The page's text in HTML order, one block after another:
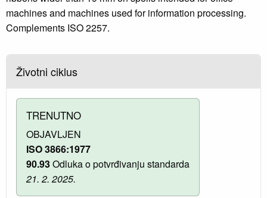
machines and machines used for information processing.
Complements ISO 2257.
Životni ciklus
TRENUTNO
OBJAVLJEN
ISO 3866:1977
90.93Odluka o potvrđivanju standarda
21. 2. 2025.